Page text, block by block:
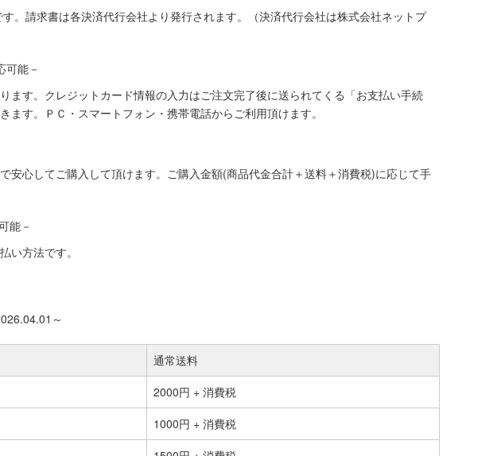
。請求書は各決済代行会社より発行されます。（決済代行会社は株式会社ネットプ
可能－
ます。クレジットカード情報の入力はご注文完了後に送られてくる「お支払い手続
す。ＰＣ・スマートフォン・携帯電話からご利用頂けます。
安心してご購入して頂けます。ご購入金額(商品代金合計＋送料＋消費税)に応じて手
能－
い方法です。
～
通常送料
2000円 + 消費税
1000円 + 消費税